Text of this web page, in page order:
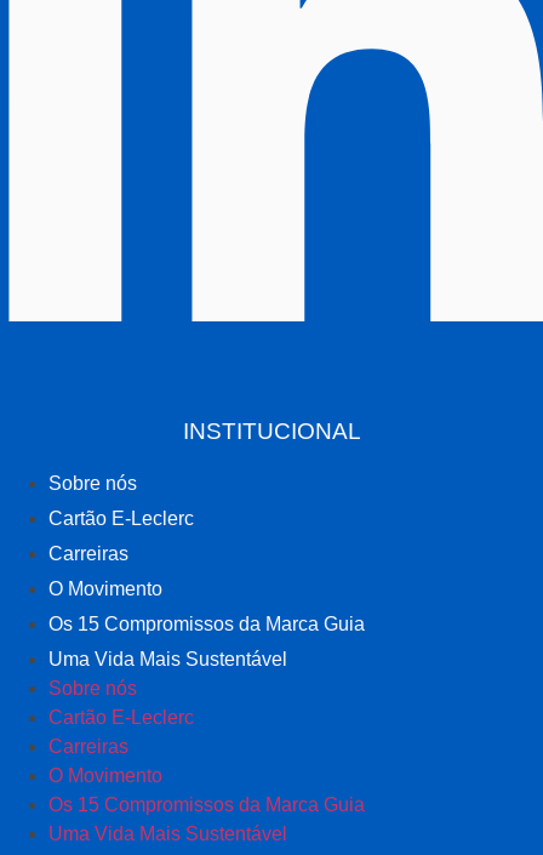
INSTITUCIONAL
Sobre nós
Cartão E-Leclerc
Carreiras
O Movimento
Os 15 Compromissos da Marca Guia
Uma Vida Mais Sustentável
Sobre nós
Cartão E-Leclerc
Carreiras
O Movimento
Os 15 Compromissos da Marca Guia
Uma Vida Mais Sustentável